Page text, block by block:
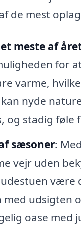
de mest
meste af
for
varme,
nyde
og stadig føle
sæsoner:
vejr uden
være
udsigten
oase med